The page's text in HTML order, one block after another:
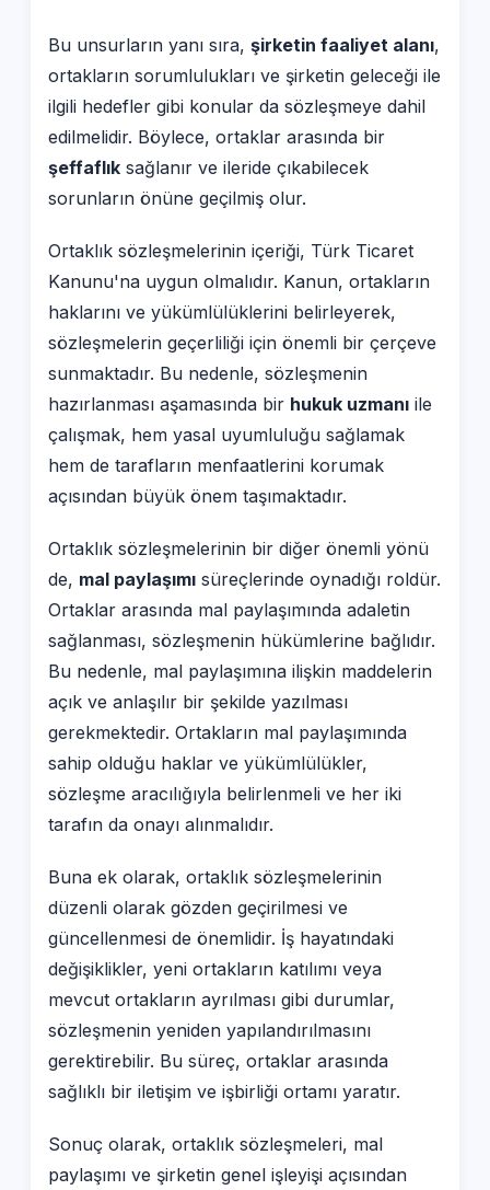
Bu unsurların yanı sıra, şirketin faaliyet alanı,
ortakların sorumlulukları ve şirketin geleceği ile
ilgili hedefler gibi konular da sözleşmeye dahil
edilmelidir. Böylece, ortaklar arasında bir
şeffaflık sağlanır ve ileride çıkabilecek
sorunların önüne geçilmiş olur.
Ortaklık sözleşmelerinin içeriği, Türk Ticaret
Kanunu'na uygun olmalıdır. Kanun, ortakların
haklarını ve yükümlülüklerini belirleyerek,
sözleşmelerin geçerliliği için önemli bir çerçeve
sunmaktadır. Bu nedenle, sözleşmenin
hazırlanması aşamasında bir hukuk uzmanı ile
çalışmak, hem yasal uyumluluğu sağlamak
hem de tarafların menfaatlerini korumak
açısından büyük önem taşımaktadır.
Ortaklık sözleşmelerinin bir diğer önemli yönü
de, mal paylaşımı süreçlerinde oynadığı roldür.
Ortaklar arasında mal paylaşımında adaletin
sağlanması, sözleşmenin hükümlerine bağlıdır.
Bu nedenle, mal paylaşımına ilişkin maddelerin
açık ve anlaşılır bir şekilde yazılması
gerekmektedir. Ortakların mal paylaşımında
sahip olduğu haklar ve yükümlülükler,
sözleşme aracılığıyla belirlenmeli ve her iki
tarafın da onayı alınmalıdır.
Buna ek olarak, ortaklık sözleşmelerinin
düzenli olarak gözden geçirilmesi ve
güncellenmesi de önemlidir. İş hayatındaki
değişiklikler, yeni ortakların katılımı veya
mevcut ortakların ayrılması gibi durumlar,
sözleşmenin yeniden yapılandırılmasını
gerektirebilir. Bu süreç, ortaklar arasında
sağlıklı bir iletişim ve işbirliği ortamı yaratır.
Sonuç olarak, ortaklık sözleşmeleri, mal
paylaşımı ve şirketin genel işleyişi açısından